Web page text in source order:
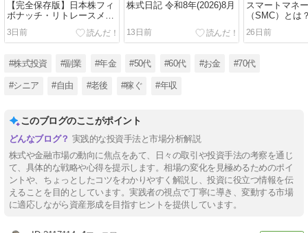
【完全保存版】日本株フィ
ボナッチ・リトレースメン
ト徹底攻略バイブル：なぜ
株価は「黄金比」で完璧に
3日前
株式日記 令和8年(2026)8月
13日前
スマートマネ
（SMC）とは
にわかりやす
26日前
#株式投資 #副業 #年金 #50代 #60代 #お金 #70代
#シニア #自由 #老後 #稼ぐ #年収
このブログのここがポイント
実践的な投資手法と市場分析解説
株式や金融市場の動向に焦点をあて、日々の取引や投資手法の考察を通じ
て、具体的な戦略や心得を提示します。相場の変化を見極めるためのポイ
ントや、ちょっとしたコツをわかりやすく解説し、投資に役立つ情報を伝
えることを目的としています。実践者の視点で丁寧に導き、変動する市場
に適応しながら資産形成を目指すヒントを提供しています。